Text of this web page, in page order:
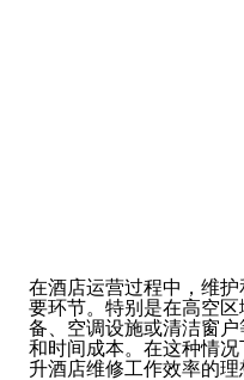
在酒店运营过程中，维
要环节。特别是在高空
备、空调设施或清洁窗
和时间成本。在这种情况
升酒店维修工作效率的理